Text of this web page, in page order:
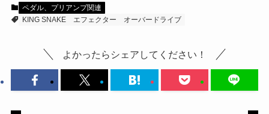
ペダル、プリアンプ関連
KING SNAKE
エフェクター オーバードライブ
よかったらシェアしてください！